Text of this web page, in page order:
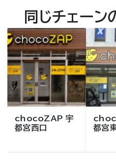
同じチェーン
chocoZAP 宇
都宮西口
都宮